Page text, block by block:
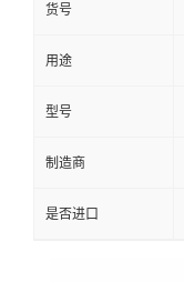
货号
用途
型号
制造商
是否进口